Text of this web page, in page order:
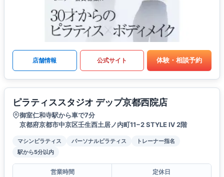
店舗情報 公式サイト 体験・相談予約
ピラティススタジオ デップ京都西院店
御室仁和寺駅から車で7分
京都府京都市中京区壬生西土居ノ内町11−2 STYLE Ⅳ 2階
マシンピラティス パーソナルピラティス
トレーナー指名
駅から5分以内
営業時間
定休日